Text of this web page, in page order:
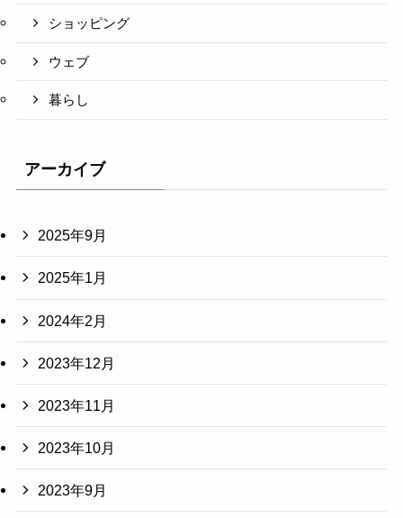
ショッピング
ウェブ
暮らし
アーカイブ
2025年9月
2025年1月
2024年2月
2023年12月
2023年11月
2023年10月
2023年9月